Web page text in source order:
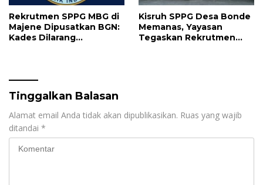
Rekrutmen SPPG MBG di
Majene Dipusatkan BGN:
Kades Dilarang
Kisruh SPPG Desa Bonde
Memanas, Yayasan
Tegaskan Rekrutmen
Tinggalkan Balasan
Alamat email Anda tidak akan dipublikasikan. Ruas yang wajib
ditandai *